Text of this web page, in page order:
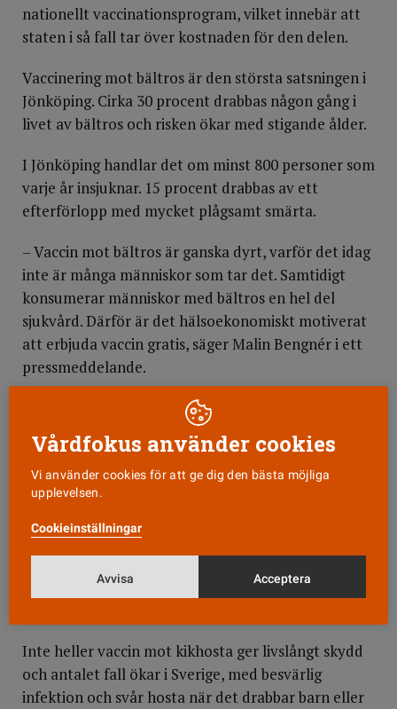
nationellt vaccinationsprogram, vilket innebär att
staten i så fall tar över kostnaden för den delen.
Vaccinering mot bältros är den största satsningen i
Jönköping. Cirka 30 procent drabbas någon gång i
livet av bältros och risken ökar med stigande ålder.
I Jönköping handlar det om minst 800 personer som
varje år insjuknar. 15 procent drabbas av ett
efterförlopp med mycket plågsamt smärta.
– Vaccin mot bältros är ganska dyrt, varför det idag
inte är många människor som tar det. Samtidigt
konsumerar människor med bältros en hel del
sjukvård. Därför är det hälsoekonomiskt motiverat
att erbjuda vaccin gratis, säger Malin Bengnér i ett
pressmeddelande.
Pneumokocker kan orsaka lunginflammation,
hjärnhinneinflammation och allvarlig
blodförgiftning. Vaccinet erbjuds redan i Jönköping
och skyddar mot 23 typer av pneumokocker.
Vaccin mot stelkramp och difteri i Sverige har lett
till mycket få fall av insjuknande. Men skyddet
stelkramp som finns idag drabbar ofta äldre
Inte heller vaccin mot kikhosta ger livslångt skydd
och antalet fall ökar i Sverige, med besvärlig
infektion och svår hosta när det drabbar barn eller
Vårdfokus använder cookies
Vi använder cookies för att ge dig den bästa möjliga
upplevelsen.
Cookieinställningar
Avvisa Acceptera